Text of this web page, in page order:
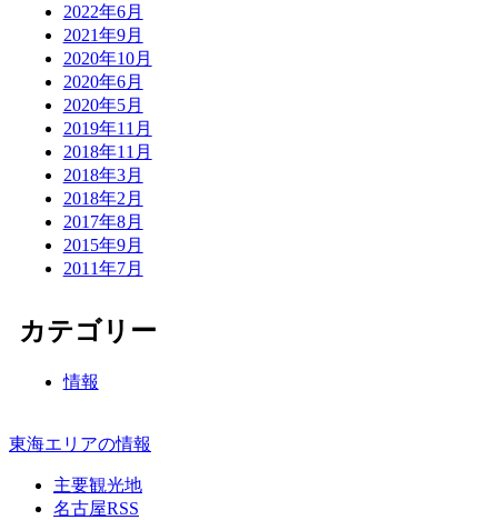
2022年6月
2021年9月
2020年10月
2020年6月
2020年5月
2019年11月
2018年11月
2018年3月
2018年2月
2017年8月
2015年9月
2011年7月
カテゴリー
情報
東海エリアの情報
主要観光地
名古屋RSS